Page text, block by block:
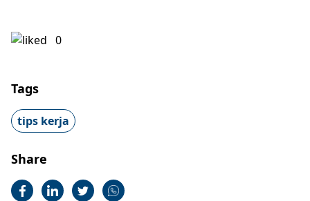
0
Tags
tips kerja
Share